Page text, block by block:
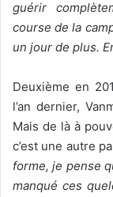
guérir
course de la
un jour de plus.
Deuxième en
l’an dernier,
Mais de là à
c’est une autre
forme, je pense
manqué ces